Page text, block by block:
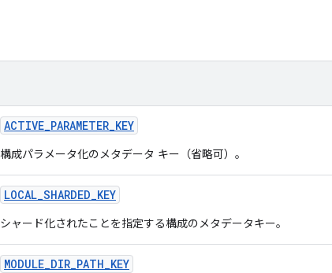
ACTIVE_PARAMETER_KEY
構成パラメータ化のメタデータ キー（省略可）。
LOCAL_SHARDED_KEY
シャード化されたことを指定する構成のメタデータキー。
MODULE_DIR_PATH_KEY